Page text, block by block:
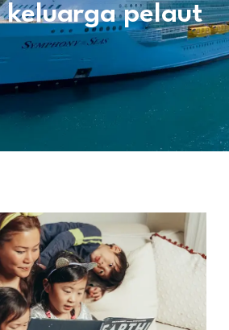
keluarga pelaut